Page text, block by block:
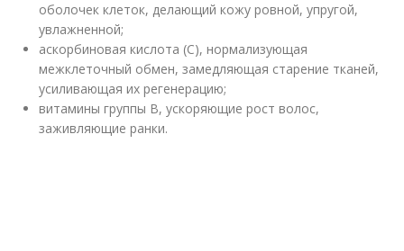
оболочек клеток, делающий кожу ровной, упругой,
увлажненной;
аскорбиновая кислота (C), нормализующая
межклеточный обмен, замедляющая старение тканей,
усиливающая их регенерацию;
витамины группы B, ускоряющие рост волос,
заживляющие ранки.